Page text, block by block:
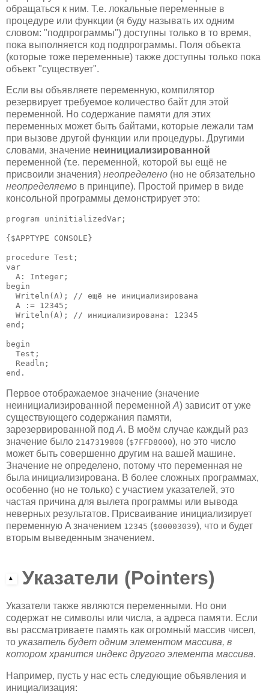
обращаться к ним. Т.е. локальные переменные в
процедуре или функции (я буду называть их одним
словом: "подпрограммы") доступны только в то время,
пока выполняется код подпрограммы. Поля объекта
(которые тоже переменные) также доступны только пока
объект "существует".
Если вы объявляете переменную, компилятор
резервирует требуемое количество байт для этой
переменной. Но содержание памяти для этих
переменных может быть байтами, которые лежали там
при вызове другой функции или процедуры. Другими
словами, значение неинициализированной
переменной (т.е. переменной, которой вы ещё не
присвоили значения) неопределено (но не обязательно
неопределяемо в принципе). Простой пример в виде
консольной программы демонстрирует это:
program uninitializedVar;
{$APPTYPE CONSOLE}
procedure Test;
var
  A: Integer;
begin
  Writeln(A); // ещё не инициализирована
  A := 12345;
  Writeln(A); // инициализирована: 12345
end;
begin
  Test;
  Readln;
end.
Первое отображаемое значение (значение
неинициализированной переменной A) зависит от уже
существующего содержания памяти,
зарезервированной под A. В моём случае каждый раз
значение было 2147319808 ($7FFD8000), но это число
может быть совершенно другим на вашей машине.
Значение не определено, потому что переменная не
была инициализирована. В более сложных программах,
особенно (но не только) с участием указателей, это
частая причина для вылета программы или вывода
неверных результатов. Присваивание инициализирует
переменную A значением 12345 ($00003039), что и будет
вторым выведенным значением.
Указатели (Pointers)
Указатели также являются переменными. Но они
содержат не символы или числа, а адреса памяти. Если
вы рассматриваете память как огромный массив чисел,
то указатель будет одним элементом массива, в
котором хранится индекс другого элемента массива.
Например, пусть у нас есть следующие объявления и
инициализация: